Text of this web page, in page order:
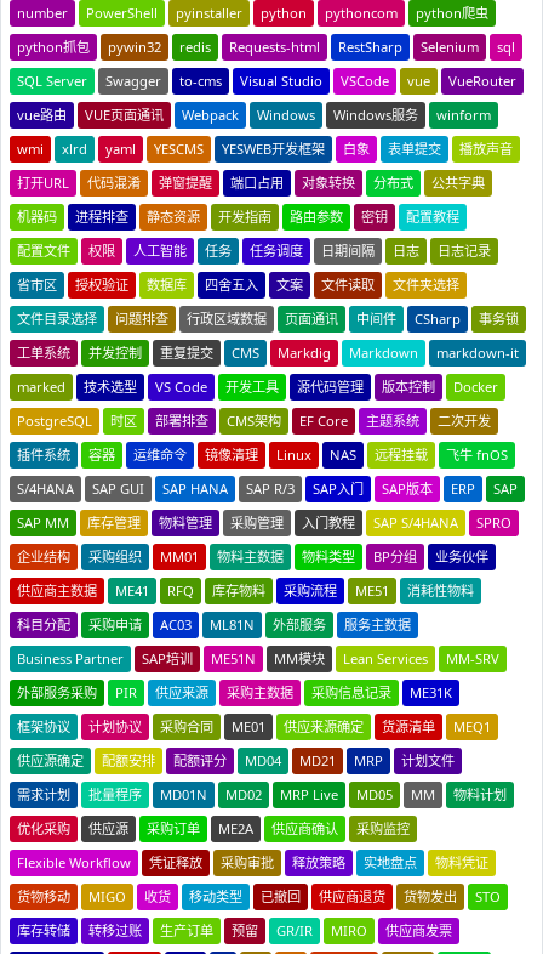
number
PowerShell pyinstaller python pythoncom
python爬虫
python抓包
pywin32 redis Requests-html RestSharp Selenium
sql
SQL Server
Swagger to-cms Visual Studio VSCode vue
VueRouter
vue路由
VUE页面通讯 Webpack Windows Windows服务
winform
wmi
xlrd yaml YESCMS YESWEB开发框架 白象 表单提交
播放声音
打开URL
代码混淆 弹窗提醒 端口占用 对象转换 分布式
公共字典
机器码
进程排查 静态资源 开发指南 路由参数 密钥
配置教程
配置文件
权限 人工智能 任务 任务调度 日期间隔 日志
日志记录
省市区
授权验证 数据库 四舍五入 文案 文件读取
文件夹选择
文件目录选择
问题排查 行政区域数据 页面通讯 中间件 CSharp
事务锁
工单系统
并发控制 重复提交 CMS Markdig Markdown
markdown-it
marked
技术选型 VS Code 开发工具 源代码管理 版本控制
Docker
PostgreSQL
时区 部署排查 CMS架构 EF Core 主题系统
二次开发
插件系统
容器 运维命令 镜像清理 Linux NAS 远程挂载
飞牛 fnOS
S/4HANA
SAP GUI SAP HANA SAP R/3 SAP入门 SAP版本 ERP
SAP
SAP MM
库存管理 物料管理 采购管理 入门教程 SAP S/4HANA
SPRO
企业结构
采购组织 MM01 物料主数据 物料类型 BP分组
业务伙伴
供应商主数据
ME41 RFQ 库存物料 采购流程 ME51
消耗性物料
科目分配
采购申请 AC03 ML81N 外部服务
服务主数据
Business Partner
SAP培训 ME51N MM模块 Lean Services
MM-SRV
外部服务采购
PIR 供应来源 采购主数据 采购信息记录
ME31K
框架协议
计划协议 采购合同 ME01 供应来源确定 货源清单
MEQ1
供应源确定
配额安排 配额评分 MD04 MD21 MRP
计划文件
需求计划
批量程序 MD01N MD02 MRP Live MD05 MM
物料计划
优化采购
供应源 采购订单 ME2A 供应商确认
采购监控
Flexible Workflow
凭证释放 采购审批 释放策略 实地盘点
物料凭证
货物移动
MIGO 收货 移动类型 已撤回 供应商退货 货物发出
STO
库存转储
转移过账 生产订单 预留 GR/IR MIRO
供应商发票